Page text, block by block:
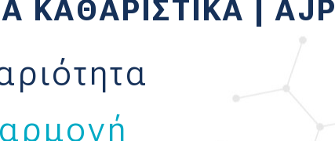
ΚΑΘΑΡΙΣΤΙΚΑ | AJP